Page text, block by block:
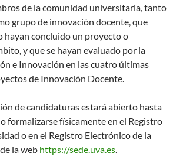
de la comunidad universitaria, tanto
grupo de innovación docente, que
hayan concluido un proyecto o
y que se hayan evaluado por la
e Innovación en las cuatro últimas
de Innovación Docente.
de candidaturas estará abierto hasta
formalizarse físicamente en el Registro
o en el Registro Electrónico de la
la web https://sede.uva.es.